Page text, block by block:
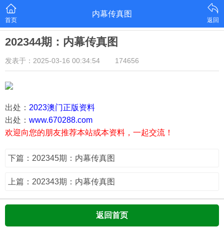
首页
内幕传真图
返回
202344期：内幕传真图
发表于：2025-03-16 00:34:54 174656
出处： 2023澳门正版资料
出处： www.670288.com
欢迎向您的朋友推荐本站或本资料，一起交流！
下篇：202345期：内幕传真图
上篇：202343期：内幕传真图
返回首页